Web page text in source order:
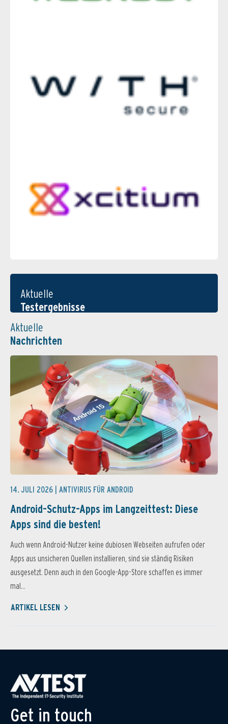
Aktuelle
Testergebnisse
Aktuelle
Nachrichten
14. JULI 2026 | ANTIVIRUS FÜR ANDROID
Android-Schutz-Apps im Langzeittest: Diese
Apps sind die besten!
Auch wenn Android-Nutzer keine dubiosen Webseiten aufrufen oder
Apps aus unsicheren Quellen installieren, sind sie ständig Risiken
ausgesetzt. Denn auch in den Google-App-Store schaffen es immer
mal...
ARTIKEL LESEN
Get in touch